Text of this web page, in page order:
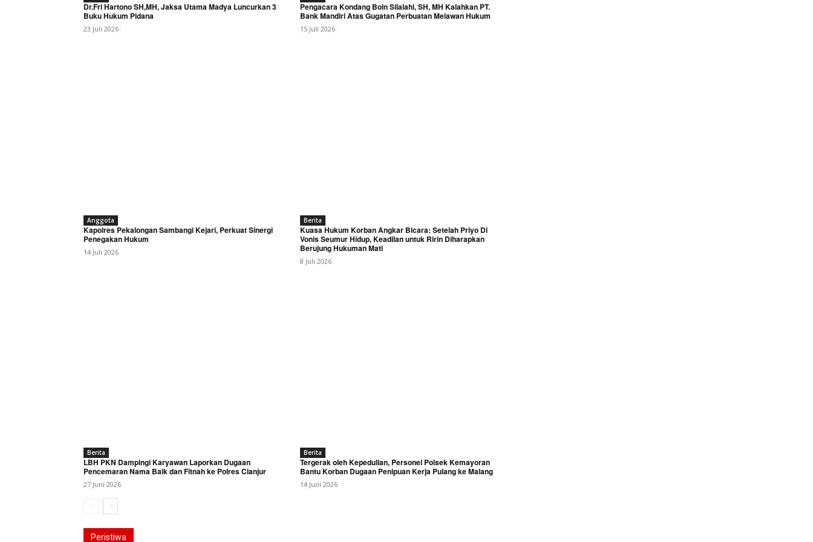
Dr.Fri Hartono SH,MH, Jaksa Utama Madya Luncurkan 3
Buku Hukum Pidana
23 Juli 2026
Pengacara Kondang Boin Silalahi, SH, MH Kalahkan PT.
Bank Mandiri Atas Gugatan Perbuatan Melawan Hukum
15 Juli 2026
Anggota
Kapolres Pekalongan Sambangi Kejari, Perkuat Sinergi
Penegakan Hukum
14 Juli 2026
Berita
Kuasa Hukum Korban Angkar Bicara: Setelah Priyo Di
Vonis Seumur Hidup, Keadilan untuk Ririn Diharapkan
Berujung Hukuman Mati
8 Juli 2026
Berita
LBH PKN Dampingi Karyawan Laporkan Dugaan
Pencemaran Nama Baik dan Fitnah ke Polres Cianjur
27 Juni 2026
Berita
Tergerak oleh Kepedulian, Personel Polsek Kemayoran
Bantu Korban Dugaan Penipuan Kerja Pulang ke Malang
14 Juni 2026
Peristiwa